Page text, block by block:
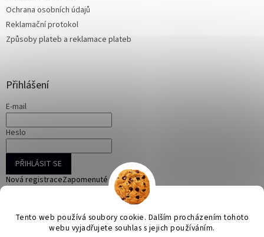
Tento web používá soubory cookie. Dalším procházením tohoto
webu vyjadřujete souhlas s jejich používáním.
Ochrana osobních údajů
Reklamační protokol
Způsoby plateb a reklamace plateb
Přihlášení
E-mail
Heslo
PŘIHLÁSIT SE
Nová registraceZapomenuté heslo
Vytvořil Shoptet